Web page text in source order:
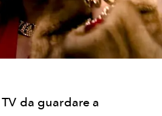
da guardare a